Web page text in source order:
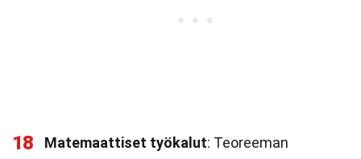
18 Matemaattiset työkalut: Teoreeman